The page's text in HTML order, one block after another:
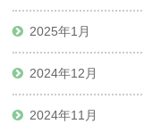
2025年1月
2024年12月
2024年11月